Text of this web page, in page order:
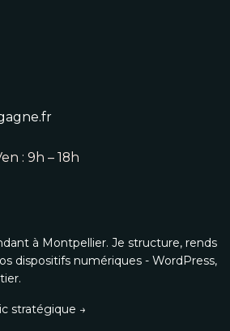
: 9h – 18h
à Montpellier. Je structure, rends
dispositifs numériques - WordPress,
stratégique →